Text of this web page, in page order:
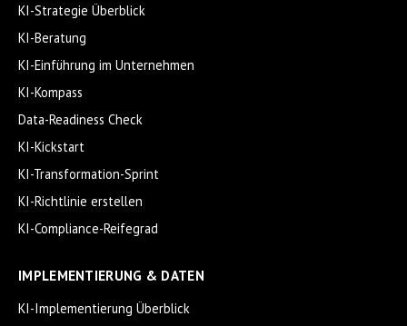
KI-Strategie Überblick
KI-Beratung
KI-Einführung im Unternehmen
KI-Kompass
Data-Readiness Check
KI-Kickstart
KI-Transformation-Sprint
KI-Richtlinie erstellen
KI-Compliance-Reifegrad
IMPLEMENTIERUNG & DATEN
KI-Implementierung Überblick